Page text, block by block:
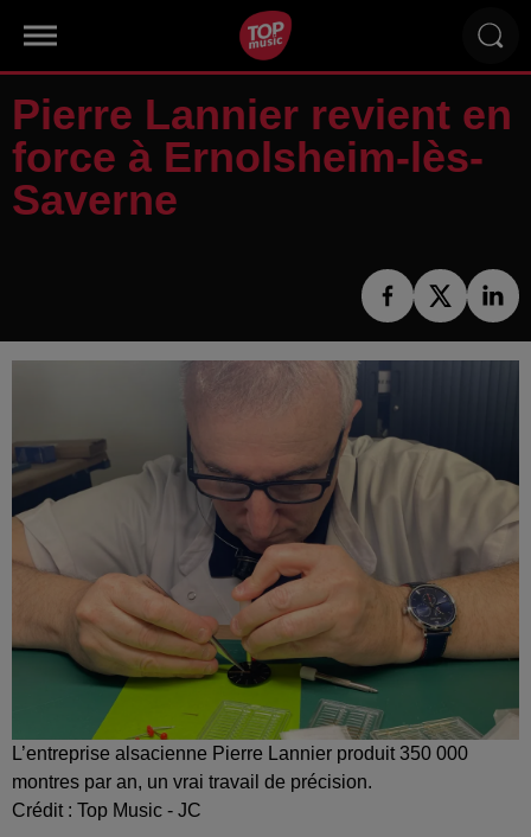
Pierre Lannier revient en
force à Ernolsheim-lès-
Saverne
L’entreprise alsacienne Pierre Lannier produit 350 000
montres par an, un vrai travail de précision.
Crédit : Top Music - JC